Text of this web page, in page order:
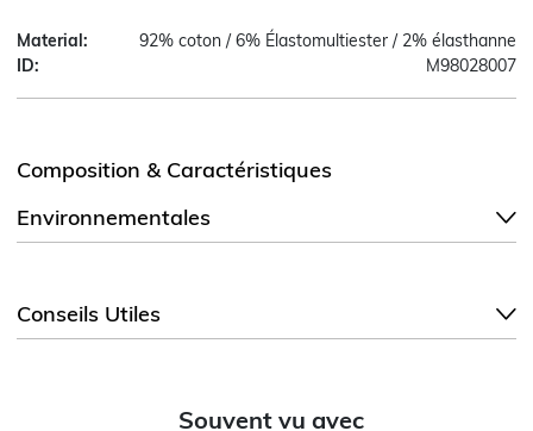
Material:
92% coton / 6% Élastomultiester / 2% élasthanne
ID:
M98028007
Composition & Caractéristiques
Environnementales
Conseils Utiles
Souvent vu avec